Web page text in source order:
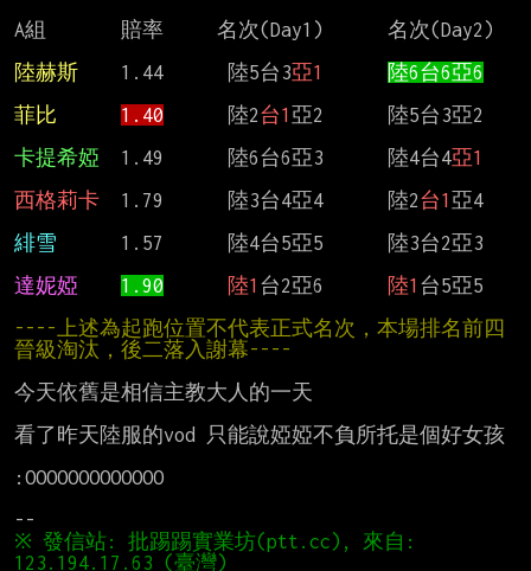
A組       賠率     名次(Day1)      名次(Day2)
陸赫斯 1.44      陸5台3亞1
陸6台6亞6
菲比
1.40
      陸2
台1 亞2      陸5台3亞2
卡提希婭 1.49      陸6台6亞3      陸4台4亞1
西格莉卡
  1.79      陸3台4亞4      陸2
台1 亞4
緋雪 1.57      陸4台5亞5      陸3台2亞3
達妮婭 1.90 陸1 台2亞6 陸1 台5亞5
----上述為起跑位置不代表正式名次，本場排名前四
晉級淘汰，後二落入謝幕----
今天依舊是相信主教大人的一天
看了昨天陸服的vod 只能說婭婭不負所托是個好女孩
:OOOOOOOOOOOOO
※ 發信站: 批踢踢實業坊(ptt.cc), 來自: